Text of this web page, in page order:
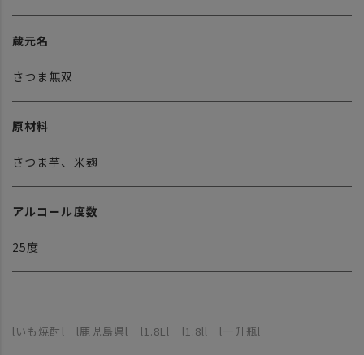
蔵元名
さつま無双
原材料
さつま芋、米麹
アルコール度数
25度
lいも焼酎l l鹿児島県l l1.8Ll l1.8ll l一升瓶l